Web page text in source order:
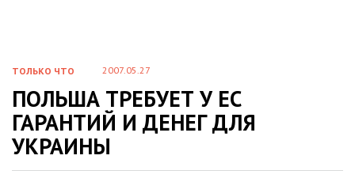
ТОЛЬКО ЧТО 2007.05.27
ПОЛЬША ТРЕБУЕТ У ЕС
ГАРАНТИЙ И ДЕНЕГ ДЛЯ
УКРАИНЫ